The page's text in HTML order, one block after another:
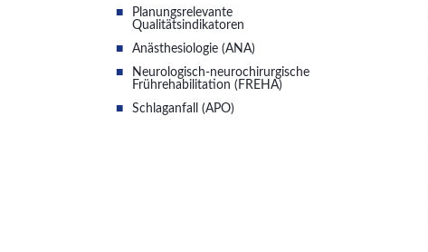
Planungsrelevante
Qualitätsindikatoren
Anästhesiologie (ANA)
Neurologisch-neurochirurgische
Frührehabilitation (FREHA)
Schlaganfall (APO)